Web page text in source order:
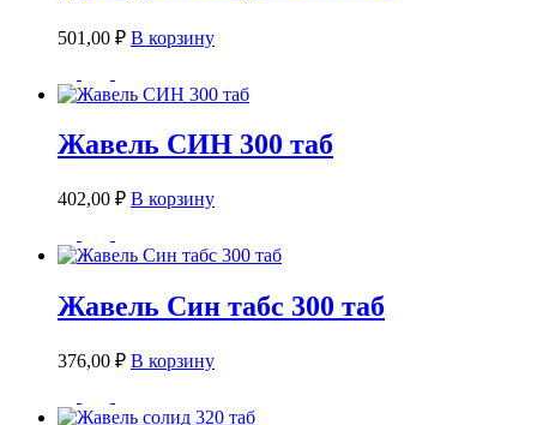
501,00 ₽ В корзину
Жавель СИН 300 таб
402,00 ₽ В корзину
Жавель Син табс 300 таб
376,00 ₽ В корзину